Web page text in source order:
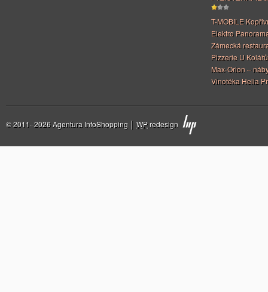
T-MOBILE
Elektro
Zámecká
Pizzerie U Kolářů
Max-Orion –
Vinotéka Helia
© 2011–2026 Agentura InfoShopping │ WPredesign